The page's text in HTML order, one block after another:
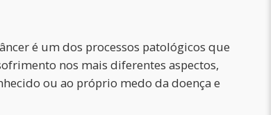
é um dos processos patológicos que
nos mais diferentes aspectos,
ou ao próprio medo da doença e